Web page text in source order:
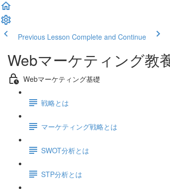
Previous Lesson Complete and Continue
Webマーケティング教
Webマーケティング基礎
戦略とは
マーケティング戦略とは
SWOT分析とは
STP分析とは